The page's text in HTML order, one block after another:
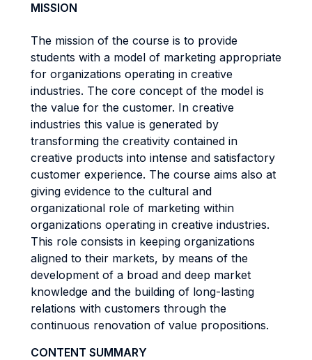
MISSION
The mission of the course is to provide
students with a model of marketing appropriate
for organizations operating in creative
industries. The core concept of the model is
the value for the customer. In creative
industries this value is generated by
transforming the creativity contained in
creative products into intense and satisfactory
customer experience. The course aims also at
giving evidence to the cultural and
organizational role of marketing within
organizations operating in creative industries.
This role consists in keeping organizations
aligned to their markets, by means of the
development of a broad and deep market
knowledge and the building of long-lasting
relations with customers through the
continuous renovation of value propositions.
CONTENT SUMMARY